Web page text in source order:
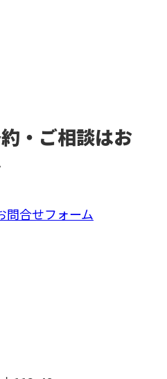
・ご相談はお
問合せフォーム